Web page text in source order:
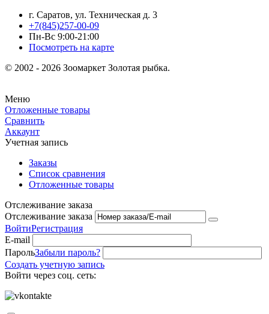
г. Саратов, ул. Техническая д. 3
+7(845)257-00-09
Пн-Вс 9:00-21:00
Посмотреть на карте
© 2002 - 2026 Зоомаркет Золотая рыбка.
Меню
Отложенные товары
Сравнить
Аккаунт
Учетная запись
Заказы
Список сравнения
Отложенные товары
Отслеживание заказа
Отслеживание заказа
ВойтиРегистрация
E-mail
ПарольЗабыли пароль?
Создать учетную запись
Войти через соц. сеть: